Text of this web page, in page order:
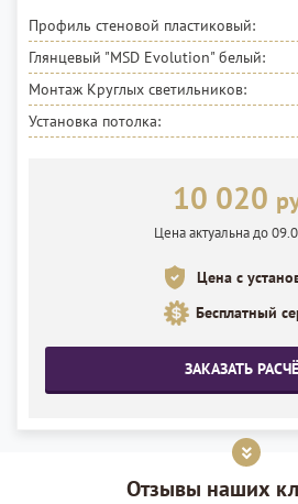
Профиль стеновой пластиковый:
Глянцевый "MSD Evolution" белый:
Монтаж Круглых светильников:
Установка потолка:
10 020
Цена актуальна до
Цена с
Бесплатный
ЗАКАЗАТЬ
Отзывы наших